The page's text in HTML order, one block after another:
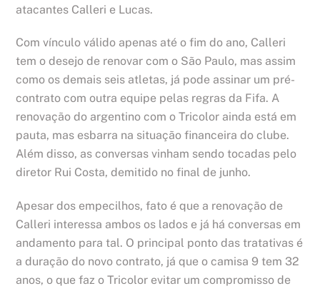
atacantes Calleri e Lucas.
Com vínculo válido apenas até o fim do ano, Calleri
tem o desejo de renovar com o São Paulo, mas assim
como os demais seis atletas, já pode assinar um pré-
contrato com outra equipe pelas regras da Fifa. A
renovação do argentino com o Tricolor ainda está em
pauta, mas esbarra na situação financeira do clube.
Além disso, as conversas vinham sendo tocadas pelo
diretor Rui Costa, demitido no final de junho.
Apesar dos empecilhos, fato é que a renovação de
Calleri interessa ambos os lados e já há conversas em
andamento para tal. O principal ponto das tratativas é
a duração do novo contrato, já que o camisa 9 tem 32
anos, o que faz o Tricolor evitar um compromisso de